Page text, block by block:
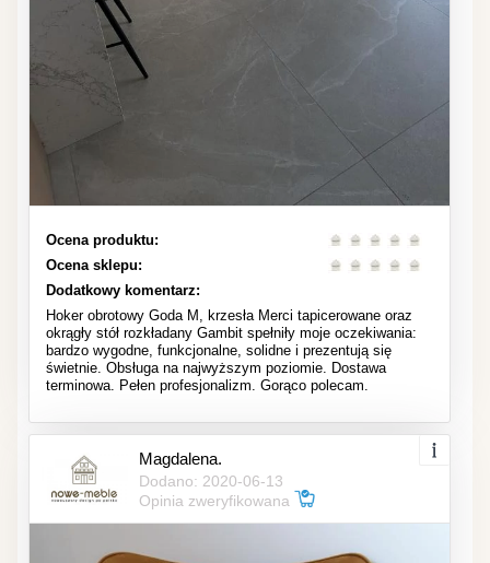
Ocena produktu:
Ocena sklepu:
Dodatkowy komentarz:
Hoker obrotowy Goda M, krzesła Merci tapicerowane oraz
okrągły stół rozkładany Gambit spełniły moje oczekiwania:
bardzo wygodne, funkcjonalne, solidne i prezentują się
świetnie. Obsługa na najwyższym poziomie. Dostawa
terminowa. Pełen profesjonalizm. Gorąco polecam.
Magdalena.
Dodano: 2020-06-13
Opinia zweryfikowana